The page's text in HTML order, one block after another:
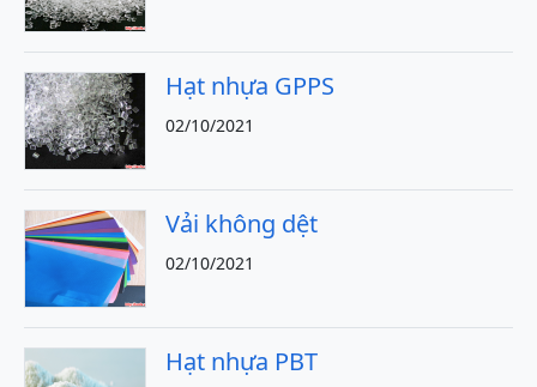
Hạt nhựa GPPS
02/10/2021
Vải không dệt
02/10/2021
Hạt nhựa PBT